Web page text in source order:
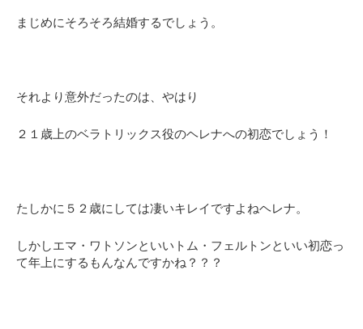
まじめにそろそろ結婚するでしょう。
それより意外だったのは、やはり
２１歳上のベラトリックス役のヘレナへの初恋でしょう！
たしかに５２歳にしては凄いキレイですよねヘレナ。
しかしエマ・ワトソンといいトム・フェルトンといい初恋っ
て年上にするもんなんですかね？？？